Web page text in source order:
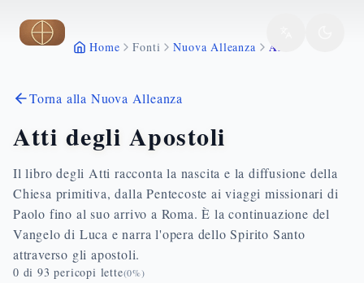
Vai al contenuto principale
Home Fonti Nuova Alleanza Atti
Torna alla Nuova Alleanza
Atti degli Apostoli
Il libro degli Atti racconta la nascita e la diffusione della
Chiesa primitiva, dalla Pentecoste ai viaggi missionari di
Paolo fino al suo arrivo a Roma. È la continuazione del
Vangelo di Luca e narra l'opera dello Spirito Santo
attraverso gli apostoli.
0 di 93 pericopi lette(0%)